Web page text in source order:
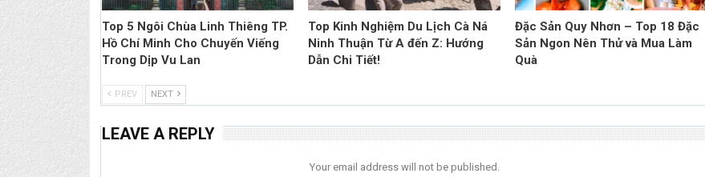
Top 5 Ngôi Chùa Linh Thiêng TP.
Hồ Chí Minh Cho Chuyến Viếng
Trong Dịp Vu Lan
Top Kinh Nghiệm Du Lịch Cà Ná
Ninh Thuận Từ A đến Z: Hướng
Dẫn Chi Tiết!
Đặc Sản Quy Nhơn – Top 18 Đặc
Sản Ngon Nên Thử và Mua Làm
Quà
PREV NEXT
LEAVE A REPLY
Your email address will not be published.